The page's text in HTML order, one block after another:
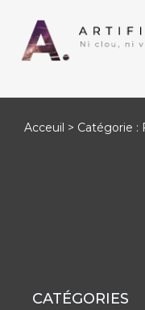
Aller
au
Acceuil > Catégorie :
CATÉGORIES